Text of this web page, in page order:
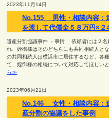
2023年11月14日
No.155 男性・相談内容：
を渡して代償金５８万円×
遺産分割協議事件 ・事情 依頼者には２名
れ、姪御様はそのどちらにも共同相続人と
の共同相続人は横浜市に居住するなど、各
て、姪御様の相続について対応してほしい
ら≫
2023年06月21日
No.146 女性・相談内容
産分割の協議をした事例